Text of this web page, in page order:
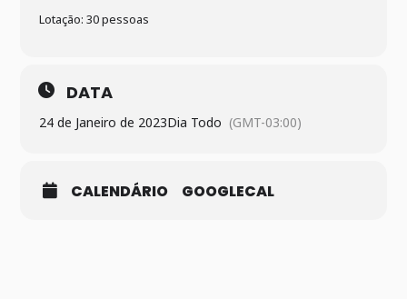
Lotação: 30 pessoas
DATA
24 de Janeiro de 2023Dia Todo (GMT-03:00)
CALENDÁRIO GOOGLECAL